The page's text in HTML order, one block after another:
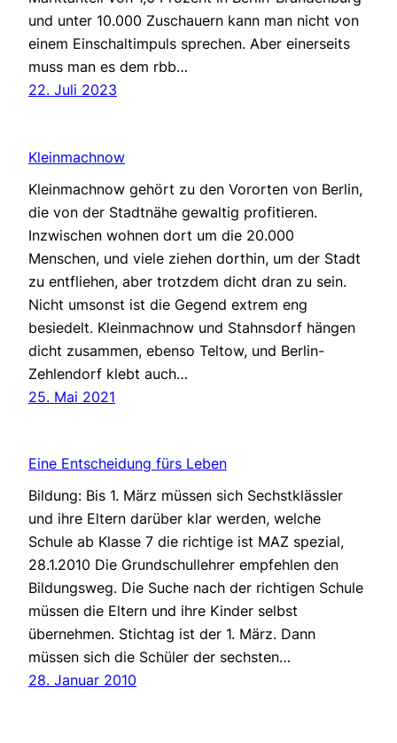
und unter 10.000 Zuschauern kann man nicht von
einem Einschaltimpuls sprechen. Aber einerseits
muss man es dem rbb…
22. Juli 2023
Kleinmachnow
Kleinmachnow gehört zu den Vororten von Berlin,
die von der Stadtnähe gewaltig profitieren.
Inzwischen wohnen dort um die 20.000
Menschen, und viele ziehen dorthin, um der Stadt
zu entfliehen, aber trotzdem dicht dran zu sein.
Nicht umsonst ist die Gegend extrem eng
besiedelt. Kleinmachnow und Stahnsdorf hängen
dicht zusammen, ebenso Teltow, und Berlin-
Zehlendorf klebt auch…
25. Mai 2021
Eine Entscheidung fürs Leben
Bildung: Bis 1. März müssen sich Sechstklässler
und ihre Eltern darüber klar werden, welche
Schule ab Klasse 7 die richtige ist MAZ spezial,
28.1.2010 Die Grundschullehrer empfehlen den
Bildungsweg. Die Suche nach der richtigen Schule
müssen die Eltern und ihre Kinder selbst
übernehmen. Stichtag ist der 1. März. Dann
müssen sich die Schüler der sechsten…
28. Januar 2010